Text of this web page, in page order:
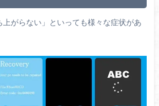
上がらない」といっても様々な症状があ